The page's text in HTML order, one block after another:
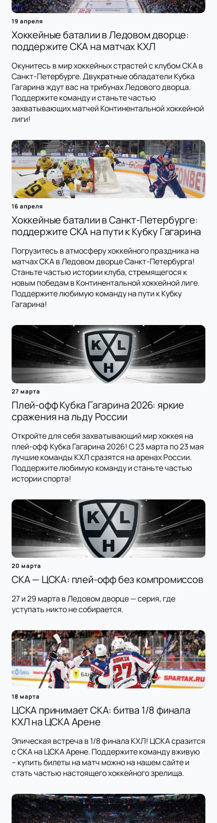
19 апреля
Хоккейные баталии в Ледовом дворце:
поддержите СКА на матчах КХЛ
Окунитесь в мир хоккейных страстей с клубом СКА в
Санкт-Петербурге. Двукратные обладатели Кубка
Гагарина ждут вас на трибунах Ледового дворца.
Поддержите команду и станьте частью
захватывающих матчей Континентальной хоккейной
лиги!
16 апреля
Хоккейные баталии в Санкт-Петербурге:
поддержите СКА на пути к Кубку Гагарина
Погрузитесь в атмосферу хоккейного праздника на
матчах СКА в Ледовом дворце Санкт-Петербурга!
Станьте частью истории клуба, стремящегося к
новым победам в Континентальной хоккейной лиге.
Поддержите любимую команду на пути к Кубку
Гагарина!
27 марта
Плей-офф Кубка Гагарина 2026: яркие
сражения на льду России
Откройте для себя захватывающий мир хоккея на
плей-офф Кубка Гагарина 2026! С 23 марта по 23 мая
лучшие команды КХЛ сразятся на аренах России.
Поддержите любимую команду и станьте частью
истории спорта!
20 марта
СКА — ЦСКА: плей-офф без компромиссов
27 и 29 марта в Ледовом дворце — серия, где
уступать никто не собирается.
18 марта
ЦСКА принимает СКА: битва 1/8 финала
КХЛ на ЦСКА Арене
Эпическая встреча в 1/8 финала КХЛ! ЦСКА сразится
с СКА на ЦСКА Арене. Поддержите команду вживую
– купить билеты на матч можно на нашем сайте и
стать частью настоящего хоккейного зрелища.